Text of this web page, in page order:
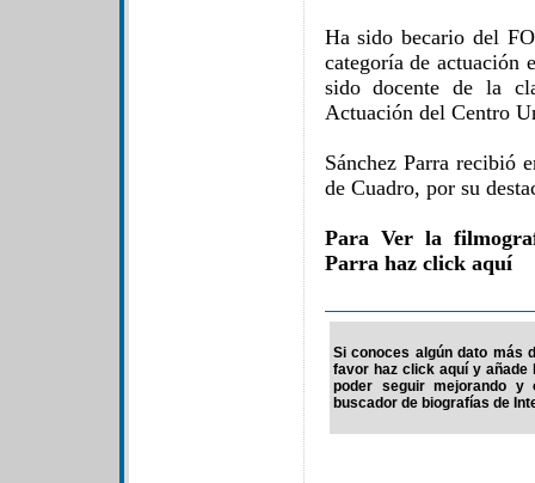
Ha sido becario del
categoría de actuación
sido docente de la
Actuación del Centro
Sánchez Parra
de Cuadro, por su
Para Ver la
Parra haz click aquí
Si conoces algún dato más
favor haz click aquí y
poder seguir mejorando y
buscador de biografías de